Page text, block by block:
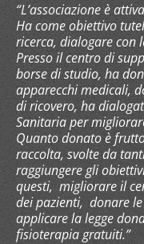
“L’associazione è
Ha come obiettivo
ricerca, dialogare con
Presso il centro di
borse di studio, ha
apparecchi medicali,
di ricovero, ha
Sanitaria per
Quanto donato è
raccolta, svolte da
raggiungere gli
questi, migliorare il
dei pazienti, donare
applicare la legge
fisioterapia gratuiti.”